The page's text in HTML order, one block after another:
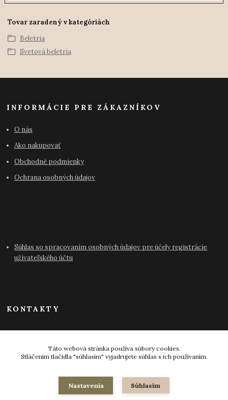
Tovar zaradený v kategóriách
Beletria
Svetová beletria
INFORMÁCIE PRE ZÁKAZNÍKOV
O nás
Ako nakupovať
Obchodné podmienky
Ochrana osobných údajov
Súhlas so spracovaním osobných údajov pre účely registrácie
užívateľského účtu
KONTAKTY
Táto webová stránka používa súbory cookies.
Stláčením tlačidla "súhlasím" vyjadrujete súhlas s ich používaním.
Nastavenia Súhlasím